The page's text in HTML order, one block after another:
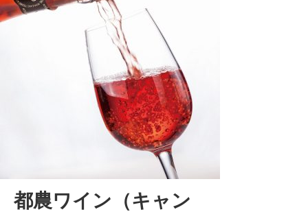
都農ワイン（キャン